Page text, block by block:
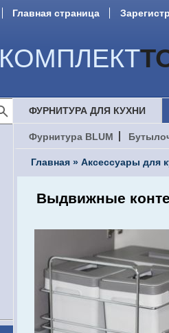
Главная страница
КОМПЛЕКТ
ФУРНИТУРА ДЛЯ КУХНИ
Фурнитура BLUM
Главная » Аксессуары для
Выдвижные